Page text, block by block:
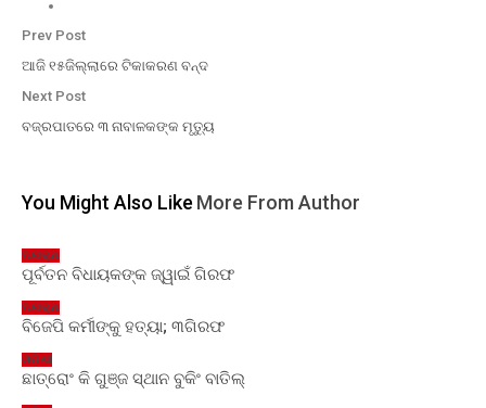
Prev Post
ଆଜି ୧୫ଜିଲ୍ଲାରେ ଟିକାକରଣ ବନ୍ଦ
Next Post
ବଜ୍ରପାତରେ ୩ ନାବାଳକଙ୍କ ମୃତ୍ୟୁ
You Might Also Like More From Author
ଅପରାଧ
ପୂର୍ବତନ ବିଧାୟକଙ୍କ ଜ୍ୱାଇଁ ଗିରଫ
ଅପରାଧ
ବିଜେପି କର୍ମୀଙ୍କୁ ହତ୍ୟା; ୩ଗିରଫ
ଓଡ଼ିଶା
ଛାତ୍ରୋଂ କି ଗୁଞ୍ଜ ସ୍ଥାନ ବୁକିଂ ବାତିଲ୍